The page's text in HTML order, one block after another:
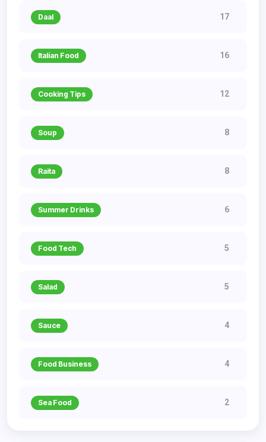
Daal 17
Italian Food 16
Cooking Tips 12
Soup 8
Raita 8
Summer Drinks 6
Food Tech 5
Salad 5
Sauce 4
Food Business 4
Sea Food 2